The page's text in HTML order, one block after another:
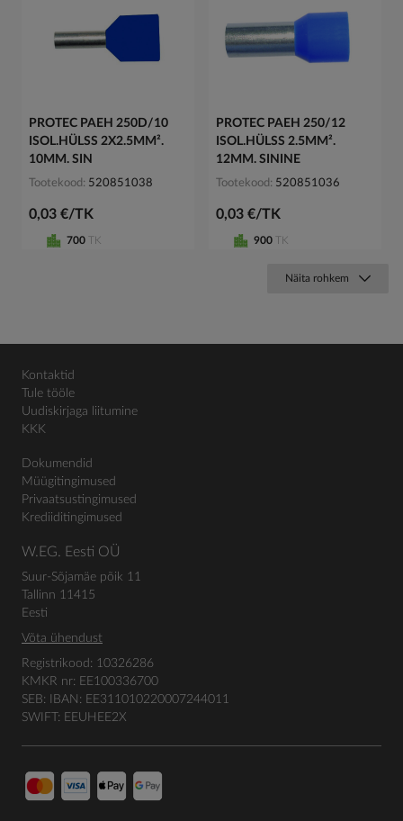
PROTEC PAEH 250D/10
ISOL.HÜLSS 2X2.5MM².
10MM. SIN
Tootekood 520851038
0,03 €/TK
700 TK
PROTEC PAEH 250/12
ISOL.HÜLSS 2.5MM².
12MM. SININE
Tootekood 520851036
0,03 €/TK
900 TK
Näita rohkem
Kontaktid
Tule tööle
Uudiskirjaga liitumine
KKK
Dokumendid
Müügitingimused
Privaatsustingimused
Krediiditingimused
W.EG. Eesti OÜ
Suur-Sõjamäe põik 11
Tallinn 11415
Eesti
Võta ühendust
Registrikood: 10326286
KMKR nr: EE100336700
SEB: IBAN: EE311010220007244011
SWIFT: EEUHEE2X